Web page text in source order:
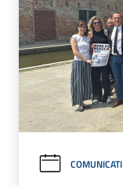
COMUNICATI